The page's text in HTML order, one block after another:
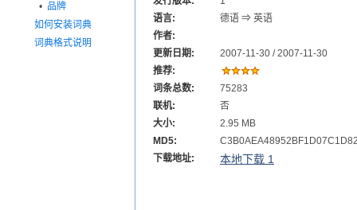
• 品牌
如何安装词典
词典格式说明
语言:
德语 ⇒ 英语
作者:
更新日期:
2007-11-30 / 2007-11-30
推荐:
词条总数:
75283
联机:
否
大小:
2.95 MB
MD5:
下载地址:
本地下载 1